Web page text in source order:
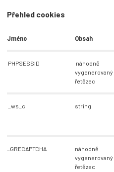
Přehled cookies
Jméno Obsah
PHPSESSID
náhodně
vygenerovaný
řetězec
_ws_c string
_GRECAPTCHA
náhodně
vygenerovaný
řetězec